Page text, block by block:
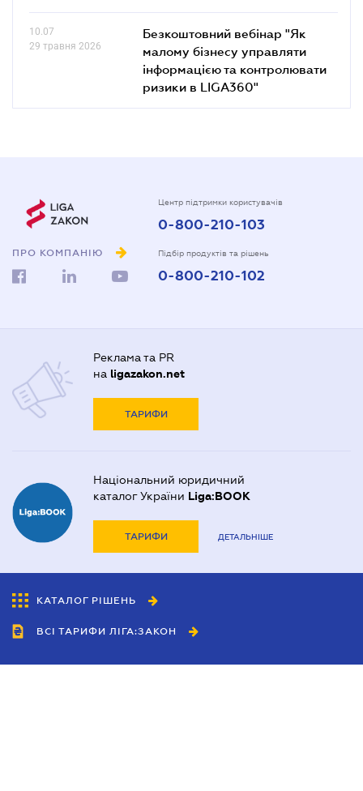
10.07
29 травня 2026
Безкоштовний вебінар "Як
малому бізнесу управляти
інформацією та контролювати
ризики в LIGA360"
ПРО КОМПАНІЮ
Центр підтримки користувачів
0-800-210-103
Підбір продуктів та рішень
0-800-210-102
Реклама та PR
на ligazakon.net
ТАРИФИ
Національний юридичний
каталог України Liga:BOOK
ТАРИФИ ДЕТАЛЬНІШЕ
КАТАЛОГ РІШЕНЬ
ВСІ ТАРИФИ ЛІГА:ЗАКОН